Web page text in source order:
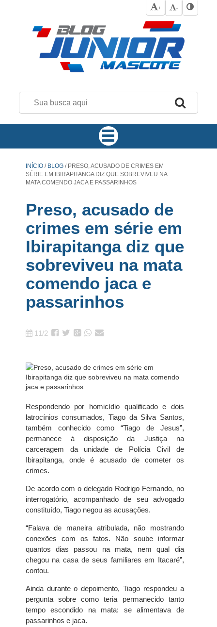
+ -
INÍCIO / BLOG /PRESO, ACUSADO DE CRIMES EM
SÉRIE EM IBIRAPITANGA DIZ QUE SOBREVIVEU NA
MATA COMENDO JACA E PASSARINHOS
Preso, acusado de
crimes em série em
Ibirapitanga diz que
sobreviveu na mata
comendo jaca e
passarinhos
11/2
Respondendo por homicídio qualificado e dois
latrocínios consumados, Tiago da Silva Santos,
também conhecido como “Tiago de Jesus”,
permanece à disposição da Justiça na
carceragem da unidade de Polícia Civil de
Ibirapitanga, onde é acusado de cometer os
crimes.
De acordo com o delegado Rodrigo Fernando, no
interrogatório, acompanhado de seu advogado
constituído, Tiago negou as acusações.
“Falava de maneira atribulada, não mostrando
conexões com os fatos. Não soube informar
quantos dias passou na mata, nem qual dia
chegou na casa de seus familiares em Itacaré”,
contou.
Ainda durante o depoimento, Tiago respondeu a
pergunta sobre como teria permanecido tanto
tempo escondido na mata: se alimentava de
passarinhos e jaca.